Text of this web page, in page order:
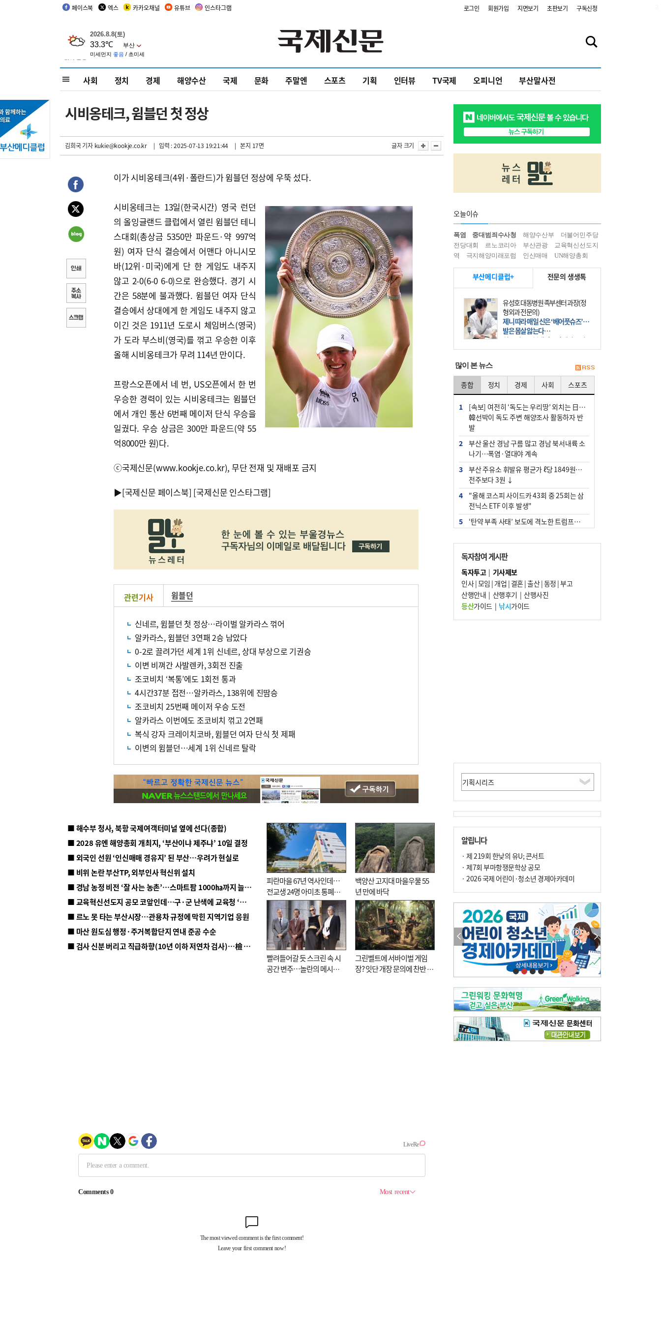
페이스북 엑스 카카오채널 유튜브 인스타그램 로그인 회원가입 지면보기 초판보기 구독신청
사회 정치 경제 해양수산 국제 문화 주말엔 스포츠 기획 인터뷰 TV국제 오피니언 부산말사전
시비옹테크, 윔블던 첫 정상
김희국 기자kukie@kookje.co.kr | 입력 : 2025-07-13 19:21:44 | 본지 17면 글자 크기
이가 시비옹테크(4위·폴란드)가 윔블던 정상에 우뚝 섰다.
시비옹테크는 13일(한국시간) 영국 런던
의 올잉글랜드 클럽에서 열린 윔블던 테니
스대회(총상금 5350만 파운드·약 997억
원) 여자 단식 결승에서 어맨다 아니시모
바(12위·미국)에게 단 한 게임도 내주지
않고 2-0(6-0 6-0)으로 완승했다. 경기 시
간은 58분에 불과했다. 윔블던 여자 단식
결승에서 상대에게 한 게임도 내주지 않고
이긴 것은 1911년 도로시 체임버스(영국)
가 도라 부스비(영국)를 꺾고 우승한 이후
올해 시비옹테크가 무려 114년 만이다.
프랑스오픈에서 네 번, US오픈에서 한 번
우승한 경력이 있는 시비옹테크는 윔블던
에서 개인 통산 6번째 메이저 단식 우승을
일궜다. 우승 상금은 300만 파운드(약 55
억8000만 원)다.
ⓒ국제신문(www.kookje.co.kr), 무단 전재 및 재배포 금지
▶[국제신문 페이스북] [국제신문 인스타그램]
관련기사 윔블던
신네르, 윔블던 첫 정상…라이벌 알카라스 꺾어
알카라스, 윔블던 3연패 2승 남았다
0-2로 끌려가던 세계 1위 신네르, 상대 부상으로 기권승
이변 비껴간 사발렌카, 3회전 진출
조코비치 ‘복통’에도 1회전 통과
4시간37분 접전…알카라스, 138위에 진땀승
조코비치 25번째 메이저 우승 도전
알카라스 이번에도 조코비치 꺾고 2연패
복식 강자 크레이치코바, 윔블던 여자 단식 첫 제패
이변의 윔블던…세계 1위 신네르 탈락
■ 해수부 청사, 북항 국제여객터미널 옆에 선다(종합)
■ 2028 유엔 해양총회 개최지, ‘부산이냐 제주냐’ 10일 결정
■ 외국인 선원 ‘인신매매 경유지’ 된 부산…우려가 현실로
■ 비위 논란 부산TP, 외부인사 혁신위 설치
■ 경남 농정 비전 ‘잘 사는 농촌’…스마트팜 1000㏊까지 늘린다
■ 교육혁신선도지 공모 코앞인데…구·군 난색에 교육청 ‘쩔쩔’
■ 르노 못 타는 부산시장…관용차 규정에 막힌 지역기업 응원
■ 마산 원도심 행정·주거복합단지 연내 준공 수순
■ 검사 신분 버리고 직급하향(10년 이하 저연차 검사)…檢 중수청행 기피
피란마을 67년 역사인데…
전교생 24명 아미초 통폐합
기로
백양산 고지대 마을우물 55
년 만에 바닥
빨려들어갈 듯 스크린 속 시
공간 변주…놀란의 메시지
그린벨트에 서바이벌 게임
장? 잇단 개장 문의에 찬반 논
오늘이슈
폭염 중대범죄수사청 해양수산부
더불어민주당
전당대회
르노코리아 부산관광
교육혁신선도지
역
극지해양미래포럼 인신매매 UN해양총회
부산메디클럽+ 전문의 생생톡
장민희김용기내과의원과장
하루 500㎉ 줄이면 한주 0.5㎏ 감
량…비만치료는 장기전
비만은 이제 더는 체중이나 체형의 문
제가 아니다. 하나의 질병으로 인지
하고 치료와 관리를 해야 한다. 세계
많이 본 뉴스
종합 정치 경제 사회 스포츠
1
[속보] 여전히 ‘독도는 우리땅’ 외치는 日…
韓선박이 독도 주변 해양조사 활동하자 반
발
2
부산 울산 경남 구름 많고 경남 북서내륙 소
나기…폭염·열대야 계속
3
부산 주유소 휘발유 평균가 ℓ당 1849원…
전주보다 3원 ↓
4
"올해 코스피 사이드카 43회 중 25회는 삼
전닉스 ETF 이후 발생"
5
‘탄약 부족 사태’ 보도에 격노한 트럼프…
과…“현재는 부적절 행위 없어”
7
부산 앞바다에 기름 425ℓ 유출한 러시아 화
물선 적발
8
서울 중랑구서 흉기 난동…60대 남성 2명
사망
독자참여 게시판
독자투고| 기사제보
인사|모임 | 개업 | 결혼|출산|동정 |부고
산행안내 | 산행후기 | 산행사진
등산가이드| 낚시가이드
알립니다
· 제 219회 한낮의 유U; 콘서트
· 제7회 부마항쟁문학상 공모
· 2026 국제 어린이·청소년 경제아카데미